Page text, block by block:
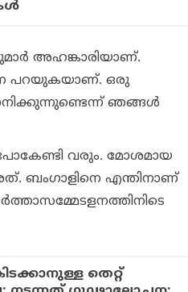
അഹങ്കാരിയാണ്.
പറയുകയാണ്. ഒരു
ഞങ്ങള്‍
വരും. മോശമായ
ബംഗാളിനെ എന്തിനാണ്
തെറ്റ്